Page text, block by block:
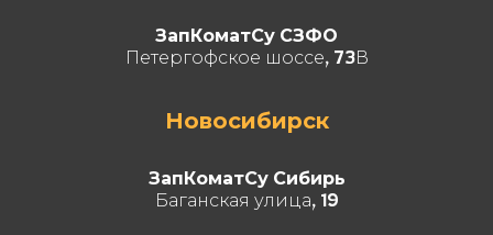
ЗапКоматСу СЗФО
Петергофское шоссе, 73В
Новосибирск
ЗапКоматСу Сибирь
Баганская улица, 19